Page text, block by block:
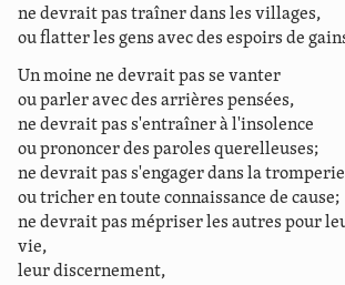
ne devrait pas traîner dans les villages,
ou flatter les gens avec des espoirs de
Un moine ne devrait pas se vanter
ou parler avec des arrières pensées,
ne devrait pas s'entraîner à l'insolence
ou prononcer des paroles querelleuses;
ne devrait pas s'engager dans la tromperie
ou tricher en toute connaissance de cause;
ne devrait pas mépriser les autres pour
vie,
leur discernement,